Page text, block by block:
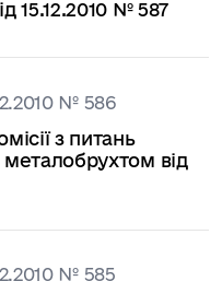
15.12.2010 № 587
№ 586
з питань
від
№ 585